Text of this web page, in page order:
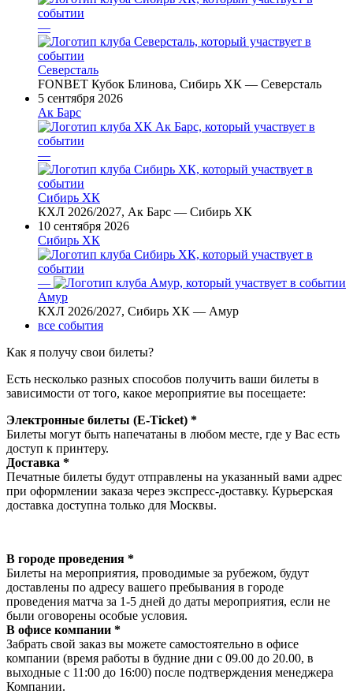
—
Северсталь
FONBET Кубок Блинова, Сибирь ХК — Северсталь
5 сентября 2026
Ак Барс
—
Сибирь ХК
КХЛ 2026/2027, Ак Барс — Сибирь ХК
10 сентября 2026
Сибирь ХК
—
Амур
КХЛ 2026/2027, Сибирь ХК — Амур
все события
Как я получу свои билеты?
Есть несколько разных способов получить ваши билеты в
зависимости от того, какое мероприятие вы посещаете:
Электронные билеты (E-Ticket) *
Билеты могут быть напечатаны в любом месте, где у Вас есть
доступ к принтеру.
Доставка *
Печатные билеты будут отправлены на указанный вами адрес
при оформлении заказа через экспресс-доставку. Курьерская
доставка доступна только для Москвы.
В городе проведения *
Билеты на мероприятия, проводимые за рубежом, будут
доставлены по адресу вашего пребывания в городе
проведения матча за 1-5 дней до даты мероприятия, если не
были оговорены особые условия.
В офисе компании *
Забрать свой заказ вы можете самостоятельно в офисе
компании (время работы в будние дни с 09.00 до 20.00, в
выходные с 11:00 до 16:00) после подтверждения менеджера
Компании.